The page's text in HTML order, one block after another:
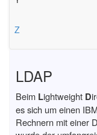
Z
LDAP
Beim Lightweight D
es sich um einen
Rechnern mit einer